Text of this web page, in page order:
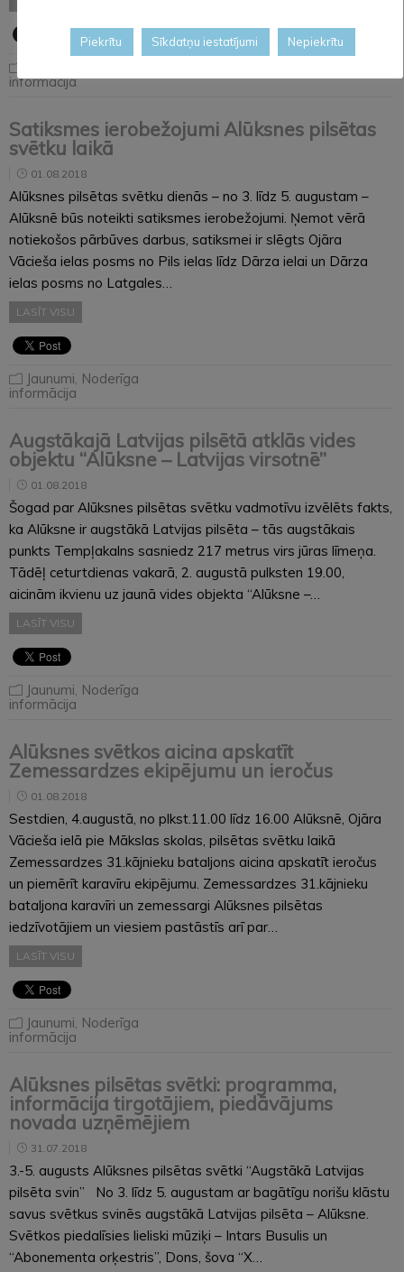
informācija
Satiksmes ierobežojumi Alūksnes pilsētas
svētku laikā
01.08.2018
Alūksnes pilsētas svētku dienās – no 3. līdz 5. augustam –
Alūksnē būs noteikti satiksmes ierobežojumi. Ņemot vērā
notiekošos pārbūves darbus, satiksmei ir slēgts Ojāra
Vācieša ielas posms no Pils ielas līdz Dārza ielai un Dārza
ielas posms no Latgales…
LASĪT VISU
Jaunumi, Noderīga
informācija
Augstākajā Latvijas pilsētā atklās vides
objektu “Alūksne – Latvijas virsotnē”
01.08.2018
Šogad par Alūksnes pilsētas svētku vadmotīvu izvēlēts fakts,
ka Alūksne ir augstākā Latvijas pilsēta – tās augstākais
punkts Tempļakalns sasniedz 217 metrus virs jūras līmeņa.
Tādēļ ceturtdienas vakarā, 2. augustā pulksten 19.00,
aicinām ikvienu uz jaunā vides objekta “Alūksne –…
LASĪT VISU
Jaunumi, Noderīga
informācija
Alūksnes svētkos aicina apskatīt
Zemessardzes ekipējumu un ieročus
01.08.2018
Sestdien, 4.augustā, no plkst.11.00 līdz 16.00 Alūksnē, Ojāra
Vācieša ielā pie Mākslas skolas, pilsētas svētku laikā
Zemessardzes 31.kājnieku bataljons aicina apskatīt ieročus
un piemērīt karavīru ekipējumu. Zemessardzes 31.kājnieku
bataljona karavīri un zemessargi Alūksnes pilsētas
iedzīvotājiem un viesiem pastāstīs arī par…
LASĪT VISU
Jaunumi, Noderīga
informācija
Alūksnes pilsētas svētki: programma,
informācija tirgotājiem, piedāvājums
novada uzņēmējiem
31.07.2018
3.-5. augusts Alūksnes pilsētas svētki “Augstākā Latvijas
pilsēta svin” No 3. līdz 5. augustam ar bagātīgu norišu klāstu
savus svētkus svinēs augstākā Latvijas pilsēta – Alūksne.
Svētkos piedalīsies lieliski mūziķi – Intars Busulis un
“Abonementa orķestris”, Dons, šova “X…
Piekrītu Sīkdatņu iestatījumi Nepiekrītu